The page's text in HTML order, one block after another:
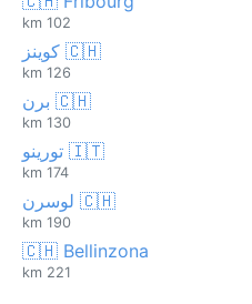
102 km
🇨🇭 كوينز
126 km
🇨🇭 برن
130 km
🇮🇹 تورينو
174 km
🇨🇭 لوسرن
190 km
🇨🇭 Bellinzona
221 km